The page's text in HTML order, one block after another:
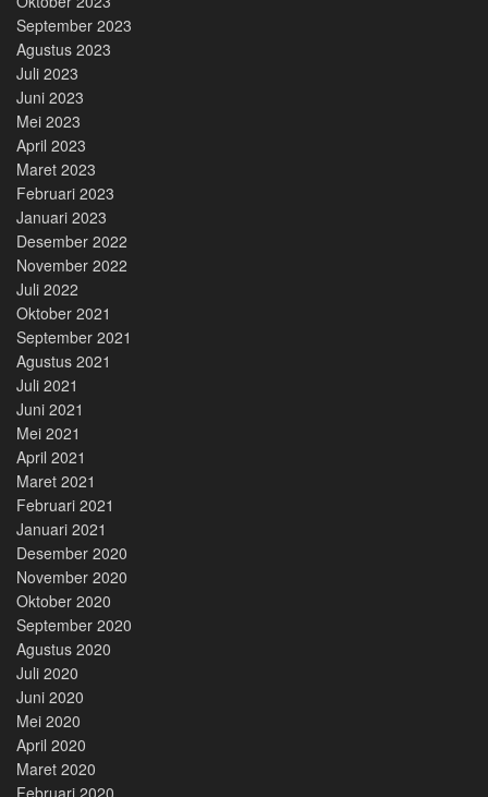
September 2023
Agustus 2023
Juli 2023
Juni 2023
Mei 2023
April 2023
Maret 2023
Februari 2023
Januari 2023
Desember 2022
November 2022
Juli 2022
Oktober 2021
September 2021
Agustus 2021
Juli 2021
Juni 2021
Mei 2021
April 2021
Maret 2021
Februari 2021
Januari 2021
Desember 2020
November 2020
Oktober 2020
September 2020
Agustus 2020
Juli 2020
Juni 2020
Mei 2020
April 2020
Maret 2020
Februari 2020